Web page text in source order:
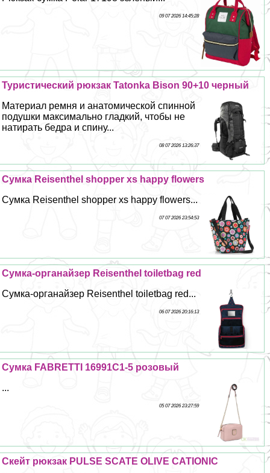
09 07 2026 14:45:28
Туристический рюкзак Tatonka Bison 90+10 черный
Материал ремня и анатомической спинной
подушки максимально гладкий, чтобы не
натирать бедра и спину...
08 07 2026 13:26:37
Сумка Reisenthel shopper xs happy flowers
Сумка Reisenthel shopper xs happy flowers...
07 07 2026 23:54:53
Сумка-органайзер Reisenthel toiletbag red
Сумка-органайзер Reisenthel toiletbag red...
06 07 2026 20:16:13
Сумка FABRETTI 16991C1-5 розовый
...
05 07 2026 23:27:59
Скейт рюкзак PULSE SCATE OLIVE CATIONIC